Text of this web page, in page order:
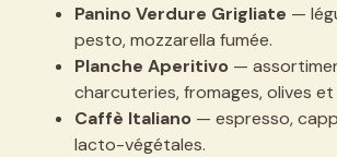
Panino Verdure Grigliate —
pesto, mozzarella fumée.
Planche Aperitivo —
charcuteries, fromages, olives
Caffè Italiano — espresso,
lacto-végétales.